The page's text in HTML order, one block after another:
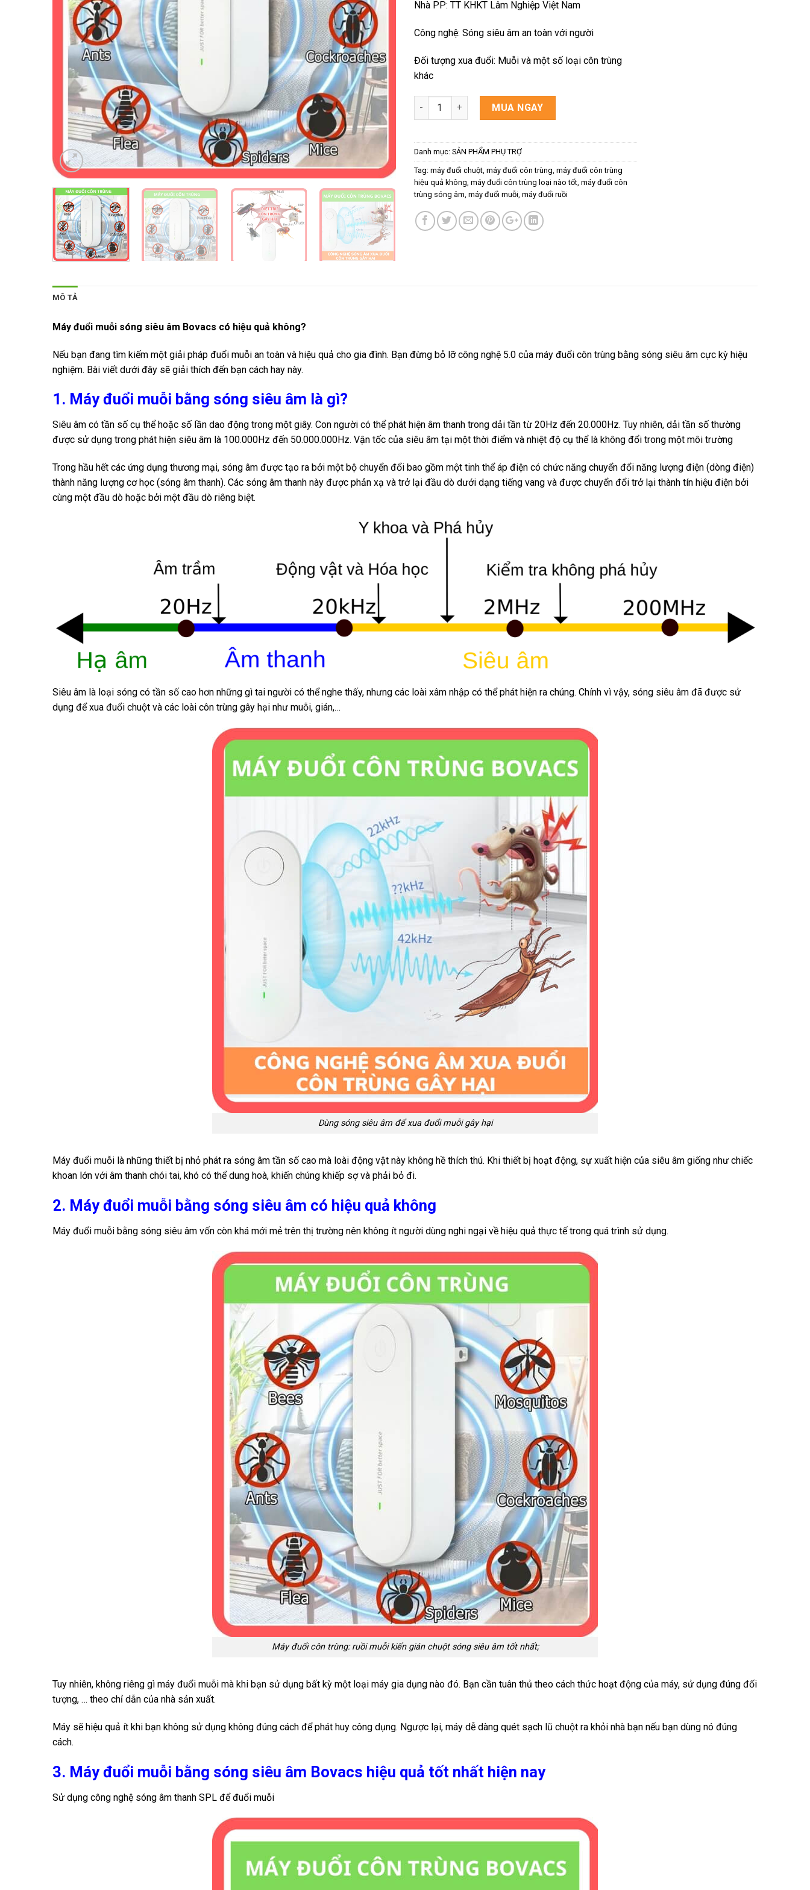
Nhà PP: TT KHKT Lâm Nghiệp Việt Nam
Công nghệ: Sóng siêu âm an toàn với người
Đối tượng xua đuổi: Muỗi và một số loại côn trùng
khác
Số lượng MUA NGAY
Danh mục: SẢN PHẨM PHỤ TRỢ
Tag: máy đuổi chuột máy đuổi côn trùng máy đuổi côn trùng
hiệu quả không máy đuổi côn trùng loại nào tốt máy đuổi côn
trùng sóng âm máy đuổi muỗi máy đuổi ruồi
MÔ TẢ
Máy đuổi muỗi sóng siêu âm Bovacs có hiệu quả không?
Nếu bạn đang tìm kiếm một giải pháp đuổi muỗi an toàn và hiệu quả cho gia đình. Bạn đừng bỏ lỡ công nghệ 5.0 của máy đuổi côn trùng bằng sóng siêu âm cực kỳ hiệu
nghiệm. Bài viết dưới đây sẽ giải thích đến bạn cách hay này.
1. Máy đuổi muỗi bằng sóng siêu âm là gì?
Siêu âm có tần số cụ thể hoặc số lần dao động trong một giây. Con người có thể phát hiện âm thanh trong dải tần từ 20Hz đến 20.000Hz. Tuy nhiên, dải tần số thường
được sử dụng trong phát hiện siêu âm là 100.000Hz đến 50.000.000Hz. Vận tốc của siêu âm tại một thời điểm và nhiệt độ cụ thể là không đổi trong một môi trường
Trong hầu hết các ứng dụng thương mại, sóng âm được tạo ra bởi một bộ chuyển đổi bao gồm một tinh thể áp điện có chức năng chuyển đổi năng lượng điện (dòng điện)
thành năng lượng cơ học (sóng âm thanh). Các sóng âm thanh này được phản xạ và trở lại đầu dò dưới dạng tiếng vang và được chuyển đổi trở lại thành tín hiệu điện bởi
cùng một đầu dò hoặc bởi một đầu dò riêng biệt.
Siêu âm là loại sóng có tần số cao hơn những gì tai người có thể nghe thấy, nhưng các loài xâm nhập có thể phát hiện ra chúng. Chính vì vậy, sóng siêu âm đã được sử
dụng để xua đuổi chuột và các loài côn trùng gây hại như muỗi, gián,…
Dùng sóng siêu âm để xua đuổi muỗi gây hại
Máy đuổi muỗi là những thiết bị nhỏ phát ra sóng âm tần số cao mà loài động vật này không hề thích thú. Khi thiết bị hoạt động, sự xuất hiện của siêu âm giống như chiếc
khoan lớn với âm thanh chói tai, khó có thể dung hoà, khiến chúng khiếp sợ và phải bỏ đi.
2. Máy đuổi muỗi bằng sóng siêu âm có hiệu quả không
Máy đuổi muỗi bằng sóng siêu âm vốn còn khá mới mẻ trên thị trường nên không ít người dùng nghi ngại về hiệu quả thực tế trong quá trình sử dụng.
Máy đuổi côn trùng: ruồi muỗi kiến gián chuột sóng siêu âm tốt nhất;
Tuy nhiên, không riêng gì máy đuổi muỗi mà khi bạn sử dụng bất kỳ một loại máy gia dụng nào đó. Bạn cần tuân thủ theo cách thức hoạt động của máy, sử dụng đúng đối
tượng, … theo chỉ dẫn của nhà sản xuất.
Máy sẽ hiệu quả ít khi bạn không sử dụng không đúng cách để phát huy công dụng. Ngược lại, máy dễ dàng quét sạch lũ chuột ra khỏi nhà bạn nếu bạn dùng nó đúng
cách.
3. Máy đuổi muỗi bằng sóng siêu âm Bovacs hiệu quả tốt nhất hiện nay
Sử dụng công nghệ sóng âm thanh SPL để đuổi muỗi